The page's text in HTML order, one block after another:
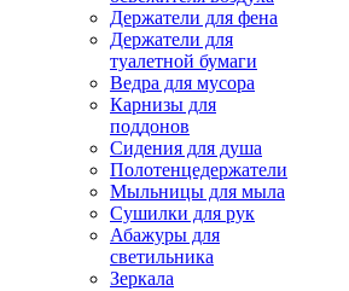
Держатели для фена
Держатели для
туалетной бумаги
Ведра для мусора
Карнизы для
поддонов
Сидения для душа
Полотенцедержатели
Мыльницы для мыла
Сушилки для рук
Абажуры для
светильника
Зеркала